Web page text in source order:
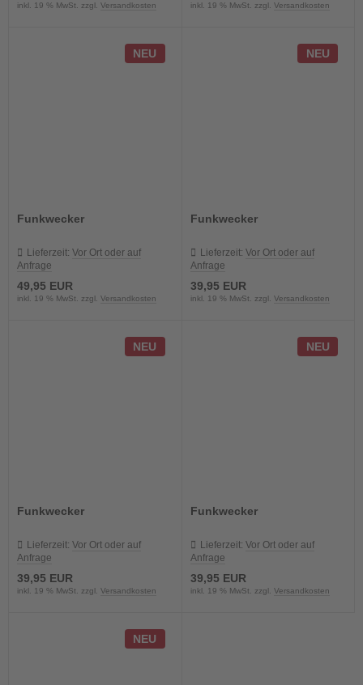
inkl. 19 % MwSt. zzgl. Versandkosten inkl. 19 % MwSt. zzgl. Versandkosten
NEU
Funkwecker
Lieferzeit: Vor Ort oder auf
Anfrage
49,95 EUR
inkl. 19 % MwSt. zzgl. Versandkosten
NEU
Funkwecker
Lieferzeit: Vor Ort oder auf
Anfrage
39,95 EUR
inkl. 19 % MwSt. zzgl. Versandkosten
NEU
Funkwecker
Lieferzeit: Vor Ort oder auf
Anfrage
39,95 EUR
inkl. 19 % MwSt. zzgl. Versandkosten
NEU
Funkwecker
Lieferzeit: Vor Ort oder auf
Anfrage
39,95 EUR
inkl. 19 % MwSt. zzgl. Versandkosten
NEU